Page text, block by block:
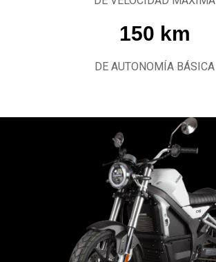
150 km
DE AUTONOMÍA BÁSICA